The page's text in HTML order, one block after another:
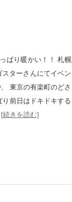
ぱり暖かい！！ 札幌
ターさんにてイベン
東京の有楽町のどさ
前日はドキドキする
[続きを読む]